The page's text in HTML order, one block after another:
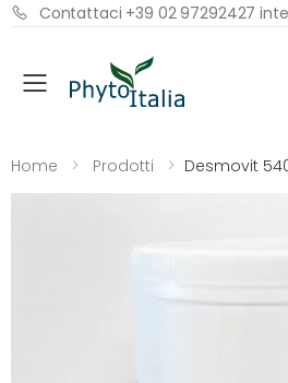
Contattaci +39 02 97292427
Menu
Home Prodotti Desmovit